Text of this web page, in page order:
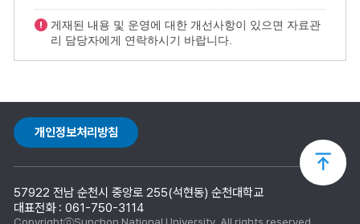
게재된 내용 및 운영에 대한 개선사항이 있으면 자료관
리 담당자에게 연락하시기 바랍니다.
개인정보처리방침
57922 전남 순천시 중앙로 255(석현동) 순천대학교
대표전화 : 061-750-3114
상